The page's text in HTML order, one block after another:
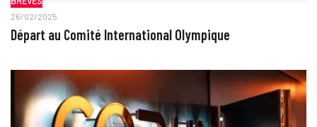
26/02/2025
Départ au Comité International Olympique